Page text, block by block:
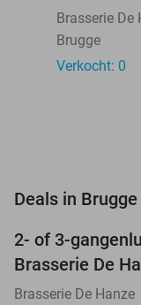
Brasserie De
Brugge
Verkocht: 0
Deals in Brugge
TODAY
2- of 3-
Brasserie De
Brasserie De Hanze